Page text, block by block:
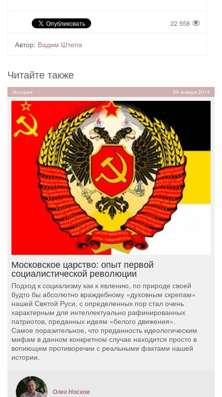
22 558
Автор: Вадим Штепа
Читайте также
История 29 января 2014
Московское царство: опыт первой
социалистической революции
Подход к социализму как к явлению, по природе своей
будто бы абсолютно враждебному «духовным скрепам»
нашей Святой Руси, с определенных пор стал очень
характерным для интеллектуально рафинированных
патриотов, преданных идеям «белого движения».
Самое поразительное, что преданность идеологическим
мифам в данном конкретном случае находится просто в
вопиющем противоречии с реальными фактами нашей
истории.
Олег Носков